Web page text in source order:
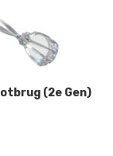
(2e Gen)